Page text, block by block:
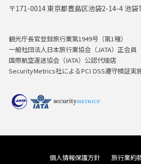
〒171-0014 東京都豊島区池袋2-14-4 池袋
観光庁長官登録旅行業第1949号（第1種）
一般社団法人日本旅行業協会（JATA）正会員
国際航空運送協会（IATA）公認代理店
SecurityMetrics社によるPCI DSS遵守検証実
個人情報保護方針 旅行業約